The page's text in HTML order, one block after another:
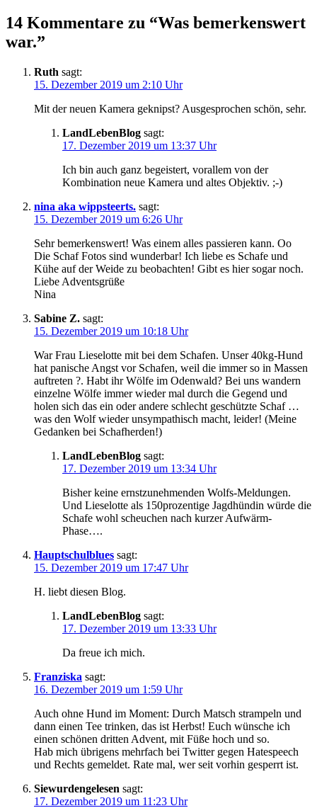
14 Kommentare zu “Was bemerkenswert
war.”
Ruth sagt:
15. Dezember 2019 um 2:10 Uhr
Mit der neuen Kamera geknipst? Ausgesprochen schön, sehr.
LandLebenBlog sagt:
17. Dezember 2019 um 13:37 Uhr
Ich bin auch ganz begeistert, vorallem von der
Kombination neue Kamera und altes Objektiv. ;-)
nina aka wippsteerts. sagt:
15. Dezember 2019 um 6:26 Uhr
Sehr bemerkenswert! Was einem alles passieren kann. Oo
Die Schaf Fotos sind wunderbar! Ich liebe es Schafe und
Kühe auf der Weide zu beobachten! Gibt es hier sogar noch.
Liebe Adventsgrüße
Nina
Sabine Z. sagt:
15. Dezember 2019 um 10:18 Uhr
War Frau Lieselotte mit bei dem Schafen. Unser 40kg-Hund
hat panische Angst vor Schafen, weil die immer so in Massen
auftreten ?. Habt ihr Wölfe im Odenwald? Bei uns wandern
einzelne Wölfe immer wieder mal durch die Gegend und
holen sich das ein oder andere schlecht geschützte Schaf …
was den Wolf wieder unsympathisch macht, leider! (Meine
Gedanken bei Schafherden!)
LandLebenBlog sagt:
17. Dezember 2019 um 13:34 Uhr
Bisher keine ernstzunehmenden Wolfs-Meldungen.
Und Lieselotte als 150prozentige Jagdhündin würde die
Schafe wohl scheuchen nach kurzer Aufwärm-
Phase….
Hauptschulblues sagt:
15. Dezember 2019 um 17:47 Uhr
H. liebt diesen Blog.
LandLebenBlog sagt:
17. Dezember 2019 um 13:33 Uhr
Da freue ich mich.
Franziska sagt:
16. Dezember 2019 um 1:59 Uhr
Auch ohne Hund im Moment: Durch Matsch strampeln und
dann einen Tee trinken, das ist Herbst! Euch wünsche ich
einen schönen dritten Advent, mit Füße hoch und so.
Hab mich übrigens mehrfach bei Twitter gegen Hatespeech
und Rechts gemeldet. Rate mal, wer seit vorhin gesperrt ist.
Siewurdengelesen sagt:
17. Dezember 2019 um 11:23 Uhr